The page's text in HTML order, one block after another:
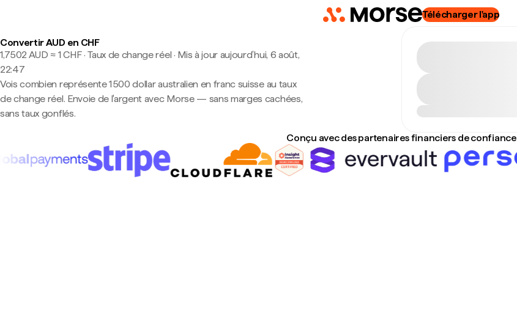
Télécharger l'app
Convertir AUD en CHF
1,7502 AUD ≈ 1 CHF · Taux de change réel · Mis à jour aujourd’hui, 6 août,
22:47
Vois combien représente 1 500 dollar australien en franc suisse au taux
de change réel. Envoie de l'argent avec Morse — sans marges cachées,
sans taux gonflés.
Conçu avec des partenaires financiers de confiance